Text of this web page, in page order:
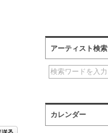
アーティスト検索
カレンダー